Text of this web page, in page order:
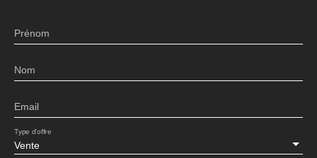
Prénom
Nom
Email
Vente
Type d'offre